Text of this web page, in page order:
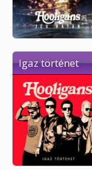
Igaz történet